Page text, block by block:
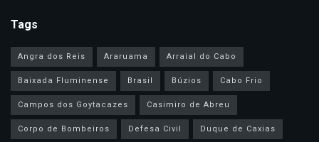
Tags
Angra dos Reis Araruama
Arraial do Cabo
Baixada Fluminense
Brasil Búzios
Cabo Frio
Campos dos Goytacazes
Casimiro de Abreu
Corpo de Bombeiros
Defesa Civil
Duque de Caxias